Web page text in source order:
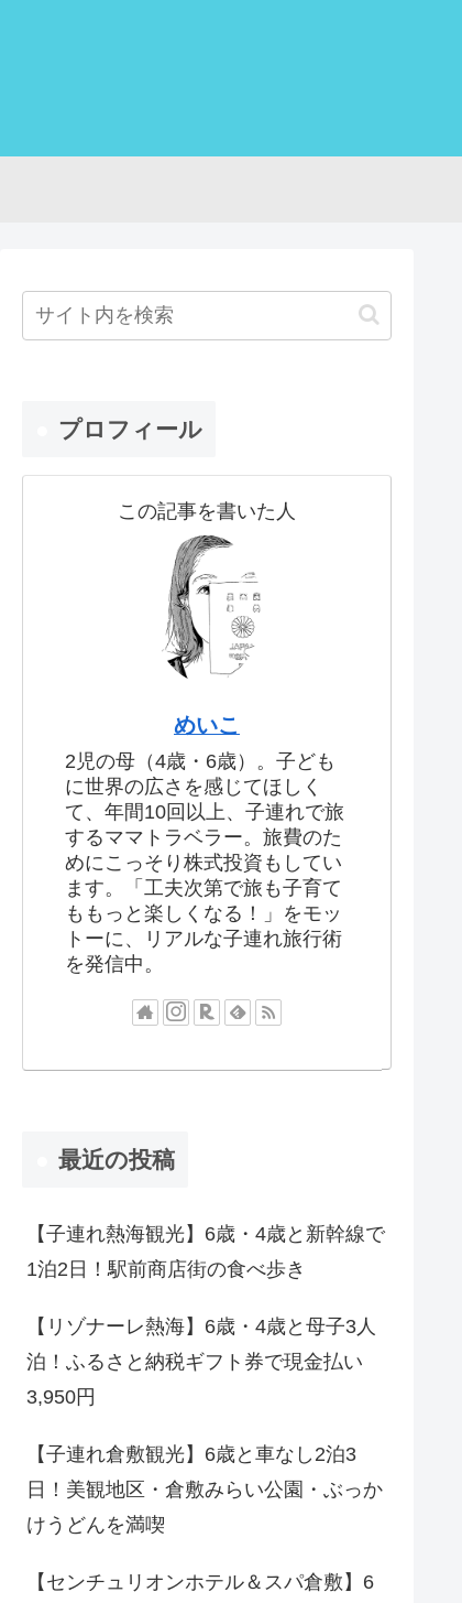
プロフィール
この記事を書いた人
めいこ
2児の母（4歳・6歳）。子ども
に世界の広さを感じてほしく
て、年間10回以上、子連れで旅
するママトラベラー。旅費のた
めにこっそり株式投資もしてい
ます。「工夫次第で旅も子育て
ももっと楽しくなる！」をモッ
トーに、リアルな子連れ旅行術
を発信中。
最近の投稿
【子連れ熱海観光】6歳・4歳と新幹線で
1泊2日！駅前商店街の食べ歩き
【リゾナーレ熱海】6歳・4歳と母子3人
泊！ふるさと納税ギフト券で現金払い
3,950円
【子連れ倉敷観光】6歳と車なし2泊3
日！美観地区・倉敷みらい公園・ぶっか
けうどんを満喫
【センチュリオンホテル＆スパ倉敷】6